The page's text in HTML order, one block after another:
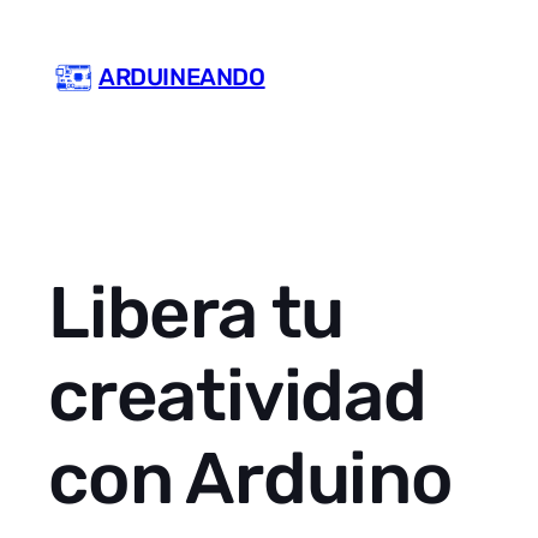
content
ARDUINEANDO
Libera tu
creatividad
con Arduino